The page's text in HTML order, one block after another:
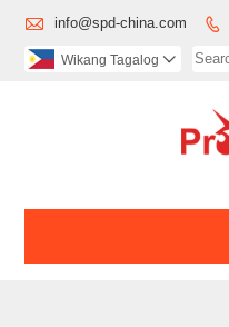
 info@spd-china.com 
Wikang Tagalog 